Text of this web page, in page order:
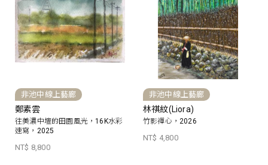
非池中線上藝廊
鄭素雲
往美濃中壇的田園風光，16K水彩
速寫，2025
NT$ 8,800
非池中線上藝廊
林祺紋(Liora)
竹影禪心，2026
NT$ 4,800